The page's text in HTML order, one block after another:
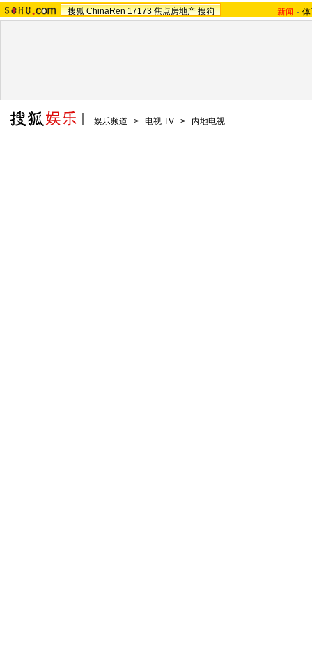
搜狐 ChinaRen 17173 焦点房地产 搜狗 新闻 -
娱乐频道 > 电视 TV > 内地电视